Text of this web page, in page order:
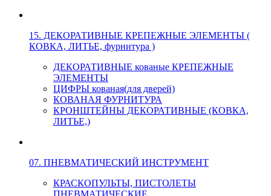
15. ДЕКОРАТИВНЫЕ КРЕПЕЖНЫЕ ЭЛЕМЕНТЫ (
КОВКА, ЛИТЬЕ, фурнитура )
ДЕКОРАТИВНЫЕ кованые КРЕПЕЖНЫЕ
ЭЛЕМЕНТЫ
ЦИФРЫ кованая(для дверей)
КОВАНАЯ ФУРНИТУРА
КРОНШТЕЙНЫ ДЕКОРАТИВНЫЕ (КОВКА,
ЛИТЬЕ,)
07. ПНЕВМАТИЧЕСКИЙ ИНСТРУМЕНТ
КРАСКОПУЛЬТЫ, ПИСТОЛЕТЫ
ПНЕВМАТИЧЕСКИЕ